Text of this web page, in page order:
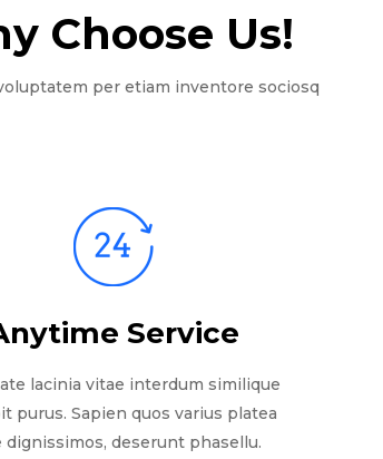
Choose Us!​
per etiam inventore sociosq
Service
lacinia vitae interdum similique
purus. Sapien quos varius platea
dignissimos, deserunt phasellu.